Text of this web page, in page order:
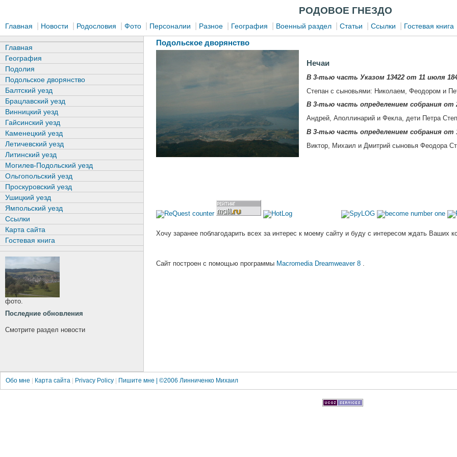
РОДОВОЕ ГНЕЗДО
Главная Новости Родословия Фото Персоналии Разное География Военный раздел Статьи Ссылки Гостевая книга
Подольское дворянство
Нечаи
В3-тью часть Указом 13422 от 11 июля
Степан с сыновьями: Николаем, Феодором и
В3-тью часть определением собрания от
Андрей, Аполлинарий и Фекла, дети Петра
В3-тью часть определением собрания от
Виктор, Михаил и Дмитрий сыновья Феодора
Хочу заранее поблагодарить всех за интерес к моему сайту и буду с интересом ждать Ваших
Сайт построен с помощью программы Macromedia Dreamweaver 8 .
Главная
География
Подолия
Подольское дворянство
Балтский уезд
Брацлавский уезд
Винницкий уезд
Гайсинский уезд
Каменецкий уезд
Летичевский уезд
Литинский уезд
Могилев-Подольский уезд
Ольгопольский уезд
Проскуровский уезд
Ушицкий уезд
Ямпольский уезд
Ссылки
Карта сайта
Гостевая книга
фото.
Последние обновления
Смотрите раздел новости
Обо мне Карта сайта Privacy Policy Пишите мне | ©2006 Линниченко Михаил